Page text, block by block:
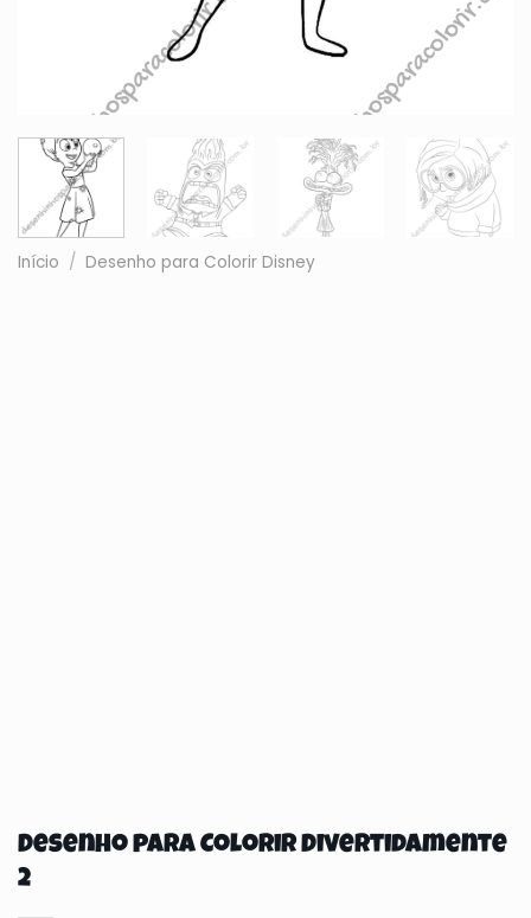
Início / Desenho para Colorir Disney
Desenho para Colorir Divertidamente
2